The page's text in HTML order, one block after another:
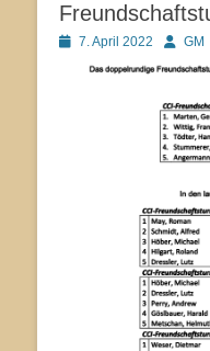
Veröffentlicht
7. April 2022 AutorGM